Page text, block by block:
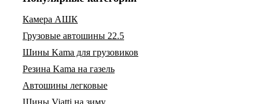
Камера АШК
Грузовые автошины 22.5
Шины Kama для грузовиков
Резина Kama на газель
Автошины легковые
Шины Viatti на зиму